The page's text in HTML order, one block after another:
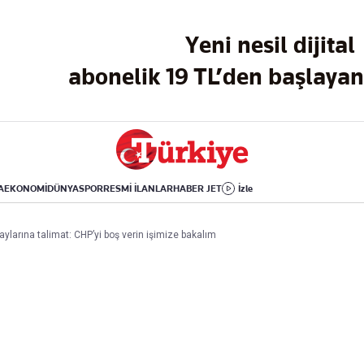
Yeni nesil dijital
abonelik 19 TL’den
EKONOMİDÜNYASPORRESMİ İLANLARHABER JET İzle
İsrail-Gazze
Yemek
Aktüel
Sinema
Kitap
talimat: CHP’yi boş verin işimize bakalım